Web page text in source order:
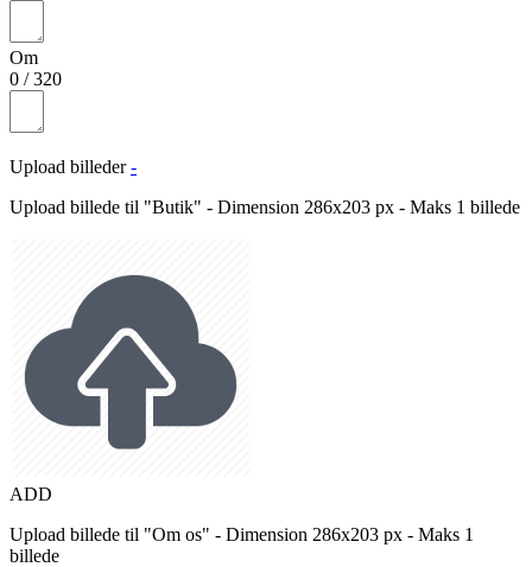
Om
0 /320
Upload billeder -
Upload billede til "Butik" - Dimension 286x203 px - Maks 1 billede
ADD
Upload billede til "Om os" - Dimension 286x203 px - Maks 1
billede